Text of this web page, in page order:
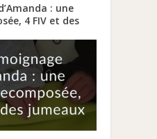
: une
4 FIV et des